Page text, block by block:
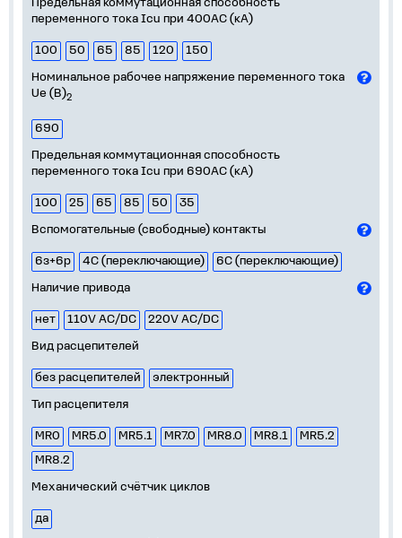
Предельная коммутационная способность
переменного тока Icu при 400АС (кА)
100 50 65 85 120
150
Номинальное рабочее напряжение переменного тока
Ue (В)2
690
Предельная коммутационная способность
переменного тока Icu при 690AC (кА)
100 25 65 85 50
35
Вспомогательные (свободные) контакты
6з+6р 4С (переключающие)
6С (переключающие)
Наличие привода
нет 110V AC/DC
220V AC/DC
Вид расцепителей
без расцепителей
электронный
Тип расцепителя
MR0 MR5.0 MR5.1 MR7.0 MR8.0 MR8.1
MR5.2
MR8.2
Механический счётчик циклов
да